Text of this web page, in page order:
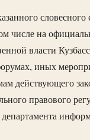
словесного
числе на
власти
иных
действующего
правового
департамента